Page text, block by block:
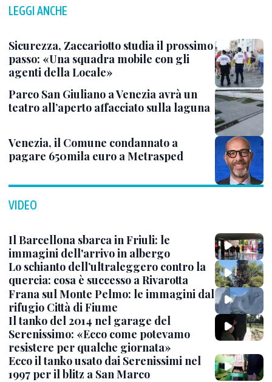
LEGGI ANCHE
Sicurezza, Zaccariotto studia il prossimo
passo: «Una squadra mobile con gli
agenti della Locale»
Parco San Giuliano a Venezia avrà un
teatro all’aperto affacciato sulla laguna
Venezia, il Comune condannato a
pagare 650mila euro a Metrasped
VIDEO
Il Barcellona sbarca in Friuli: le
immagini dell'arrivo in albergo
Lo schianto dell’ultraleggero contro la
quercia: cosa è successo a Rivarotta
Frana sul Monte Pelmo: le immagini dal
rifugio Città di Fiume
Il tanko del 2014 nel garage del
Serenissimo: «Ecco come potevamo
resistere per qualche giornata»
Ecco il tanko usato dai Serenissimi nel
1997 per il blitz a San Marco